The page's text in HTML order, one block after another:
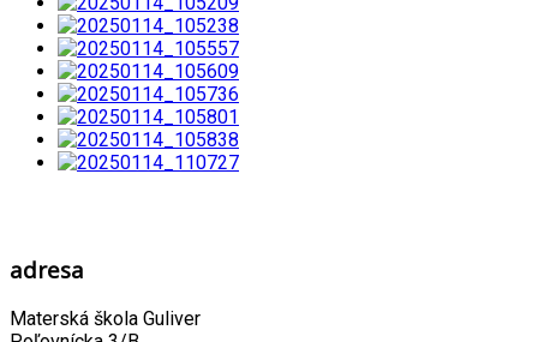
adresa
Materská škola Guliver